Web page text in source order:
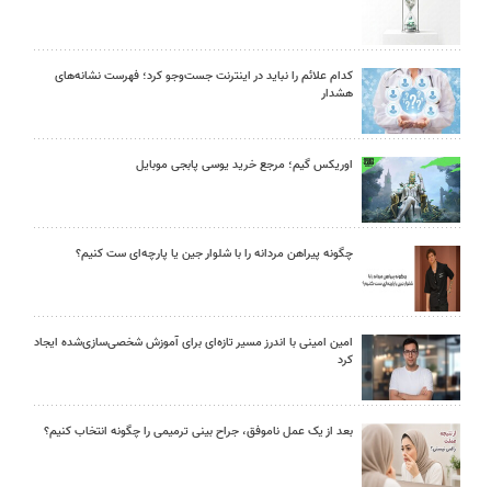
کدام علائم را نباید در اینترنت جست‌وجو کرد؛ فهرست نشانه‌های
هشدار
اوریکس گیم؛ مرجع خرید یوسی پابجی موبایل
چگونه پیراهن مردانه را با شلوار جین یا پارچه‌ای ست کنیم؟
امین امینی با اندرز مسیر تازه‌ای برای آموزش شخصی‌سازی‌شده ایجاد
کرد
بعد از یک عمل ناموفق، جراح بینی ترمیمی را چگونه انتخاب کنیم؟